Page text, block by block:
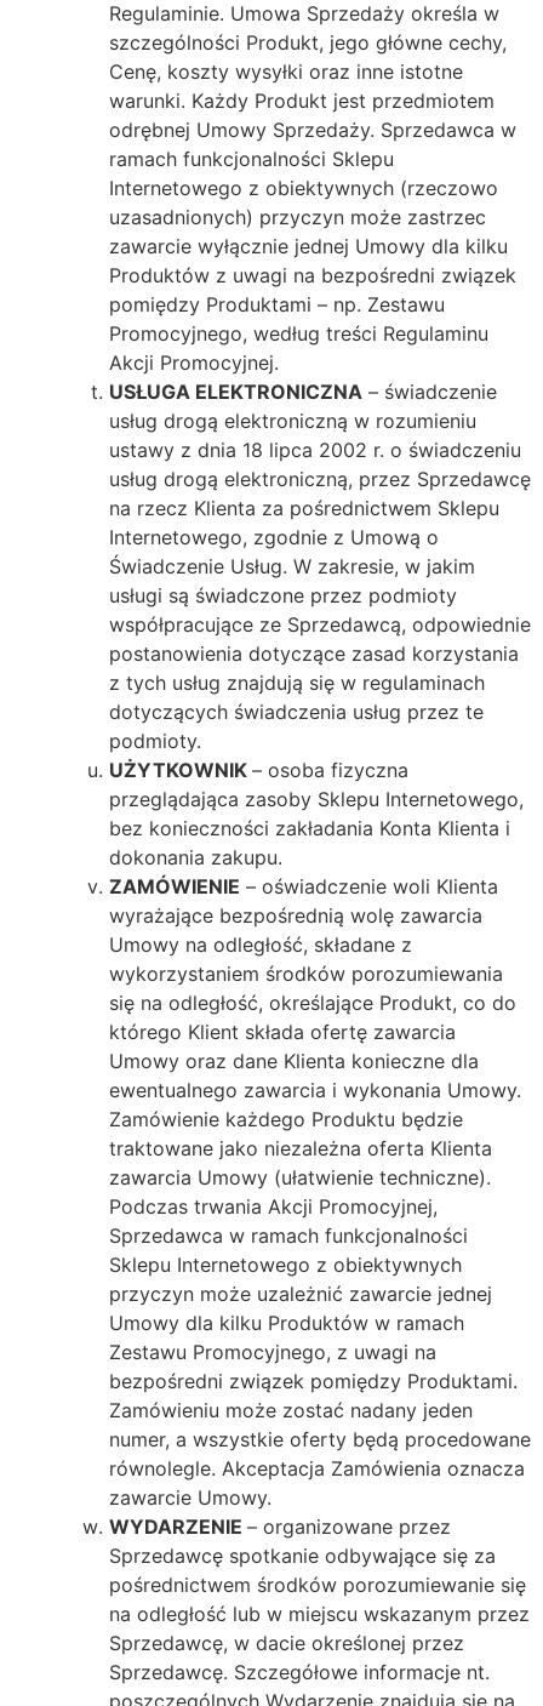
Regulaminie. Umowa Sprzedaży określa w
szczególności Produkt, jego główne cechy,
Cenę, koszty wysyłki oraz inne istotne
warunki. Każdy Produkt jest przedmiotem
odrębnej Umowy Sprzedaży. Sprzedawca w
ramach funkcjonalności Sklepu
Internetowego z obiektywnych (rzeczowo
uzasadnionych) przyczyn może zastrzec
zawarcie wyłącznie jednej Umowy dla kilku
Produktów z uwagi na bezpośredni związek
pomiędzy Produktami – np. Zestawu
Promocyjnego, według treści Regulaminu
Akcji Promocyjnej.
USŁUGA ELEKTRONICZNA – świadczenie
usług drogą elektroniczną w rozumieniu
ustawy z dnia 18 lipca 2002 r. o świadczeniu
usług drogą elektroniczną, przez Sprzedawcę
na rzecz Klienta za pośrednictwem Sklepu
Internetowego, zgodnie z Umową o
Świadczenie Usług. W zakresie, w jakim
usługi są świadczone przez podmioty
współpracujące ze Sprzedawcą, odpowiednie
postanowienia dotyczące zasad korzystania
z tych usług znajdują się w regulaminach
dotyczących świadczenia usług przez te
podmioty.
UŻYTKOWNIK – osoba fizyczna
przeglądająca zasoby Sklepu Internetowego,
bez konieczności zakładania Konta Klienta i
dokonania zakupu.
ZAMÓWIENIE – oświadczenie woli Klienta
wyrażające bezpośrednią wolę zawarcia
Umowy na odległość, składane z
wykorzystaniem środków porozumiewania
się na odległość, określające Produkt, co do
którego Klient składa ofertę zawarcia
Umowy oraz dane Klienta konieczne dla
ewentualnego zawarcia i wykonania Umowy.
Zamówienie każdego Produktu będzie
traktowane jako niezależna oferta Klienta
zawarcia Umowy (ułatwienie techniczne).
Podczas trwania Akcji Promocyjnej,
Sprzedawca w ramach funkcjonalności
Sklepu Internetowego z obiektywnych
przyczyn może uzależnić zawarcie jednej
Umowy dla kilku Produktów w ramach
Zestawu Promocyjnego, z uwagi na
bezpośredni związek pomiędzy Produktami.
Zamówieniu może zostać nadany jeden
numer, a wszystkie oferty będą procedowane
równolegle. Akceptacja Zamówienia oznacza
zawarcie Umowy.
WYDARZENIE – organizowane przez
Sprzedawcę spotkanie odbywające się za
pośrednictwem środków porozumiewanie się
na odległość lub w miejscu wskazanym przez
Sprzedawcę, w dacie określonej przez
Sprzedawcę. Szczegółowe informacje nt.
poszczególnych Wydarzenie znajdują się na